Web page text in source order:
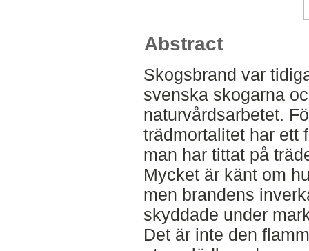
Abstract
Skogsbrand var
svenska skogarna
naturvårdsarbetet.
trädmortalitet har ett
man har tittat på
Mycket är känt om
men brandens
skyddade under
Det är inte den